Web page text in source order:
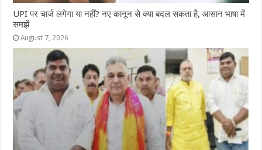
UPI पर चार्ज लगेगा या नहीं? नए कानून से क्या बदल सकता है, आसान भाषा में
समझें
August 7, 2026